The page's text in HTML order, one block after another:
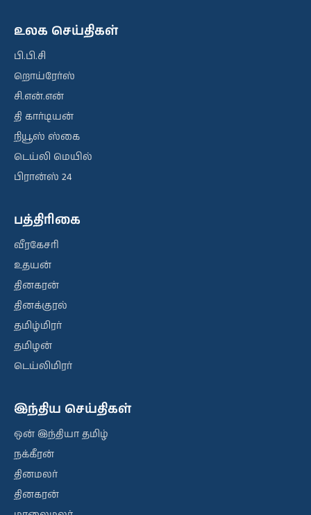
உலக செய்திகள்
பி.பி.சி
றொய்ரேர்ஸ்
சி.என்.என்
தி கார்டியன்
நியூஸ் ஸ்கை
டெய்லி மெயில்
பிரான்ஸ் 24
பத்திரிகை
வீரகேசரி
உதயன்
தினகரன்
தினக்குரல்
தமிழ்மிரர்
தமிழன்
டெய்லிமிரர்
இந்திய செய்திகள்
ஒன் இந்தியா தமிழ்
நக்கீரன்
தினமலர்
தினகரன்